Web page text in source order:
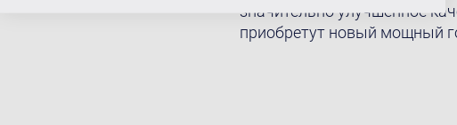
значительно улучшенное
приобретут новый мощный